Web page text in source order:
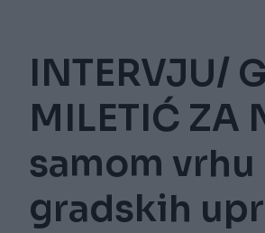
INTERVJU/
MILETIĆ ZA
samom
gradskih